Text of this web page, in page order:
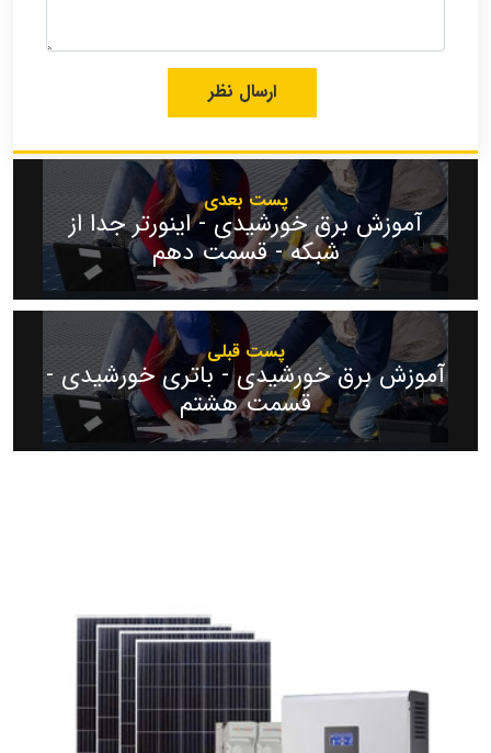
پست بعدی
آموزش برق خورشیدی - اینورتر جدا از
شبکه - قسمت دهم
پست قبلی
آموزش برق خورشیدی - باتری خورشیدی -
قسمت هشتم